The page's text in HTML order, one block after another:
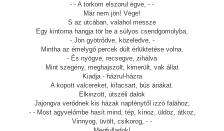
- - A torkom elszorul égve, - -
Már nem jön! Vége!
S az utcában, valahol messze
Egy kintorna hangja tör be a súlyos csendgomolyba,
- Jön gyötrődve, közeledve, -
Mintha az émelygő percek dúlt érlüktetése volna.
- És nyögve, recsegve, zihálva
Mint szegény, meghajszolt, kimerült, vak állat
Kiadja - házrul-házra
A kopott valcereket, kifacsart, bús áriákat.
Elkinzott, útszéli dalok
Jajongva verődnek kis házak napfénytől izzó falához;
- - Most agyvelőmbe hasít mind, tép, kínoz, üldöz, átkoz,
Vinnyog, üvölt, csikorog, - -